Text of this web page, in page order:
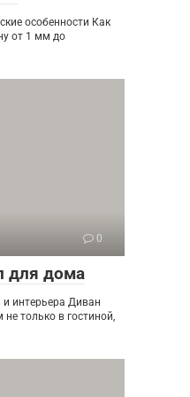
особенности Как
от 1 мм до
0
для дома
интерьера Диван
только в гостиной,